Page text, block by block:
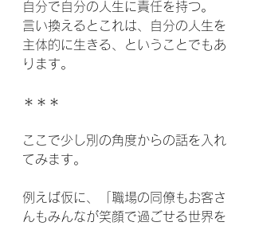
自分で自分の人生に責任を持つ。
言い換えるとこれは、自分の人生を
主体的に生きる、ということでもあ
ります。
＊＊＊
ここで少し別の角度からの話を入れ
てみます。
例えば仮に、「職場の同僚もお客さ
んもみんなが笑顔で過ごせる世界を